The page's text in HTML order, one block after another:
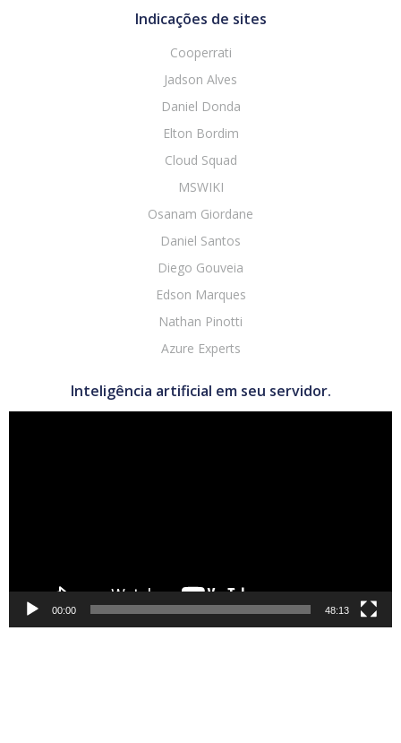
Indicações de sites
Cooperrati
Jadson Alves
Daniel Donda
Elton Bordim
Cloud Squad
MSWIKI
Osanam Giordane
Daniel Santos
Diego Gouveia
Edson Marques
Nathan Pinotti
Azure Experts
Inteligência artificial em seu servidor.
00:00 48:13